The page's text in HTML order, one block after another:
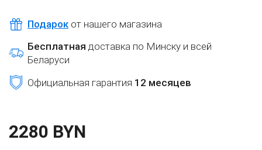
Подарок от нашего магазина
Бесплатная доставка по Минску и всей
Беларуси
Официальная гарантия 12 месяцев
2280 BYN